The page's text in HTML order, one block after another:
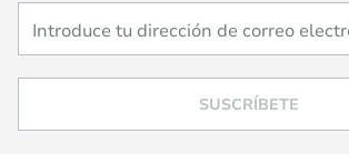
SUSCRÍBETE